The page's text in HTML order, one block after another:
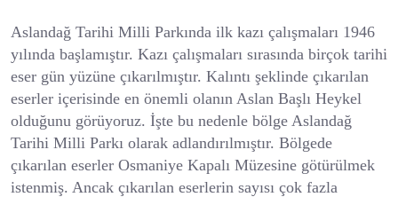
Aslandağ Tarihi Milli Parkında ilk kazı çalışmaları 1946
yılında başlamıştır. Kazı çalışmaları sırasında birçok tarihi
eser gün yüzüne çıkarılmıştır. Kalıntı şeklinde çıkarılan
eserler içerisinde en önemli olanın Aslan Başlı Heykel
olduğunu görüyoruz. İşte bu nedenle bölge Aslandağ
Tarihi Milli Parkı olarak adlandırılmıştır. Bölgede
çıkarılan eserler Osmaniye Kapalı Müzesine götürülmek
istenmiş. Ancak çıkarılan eserlerin sayısı çok fazla